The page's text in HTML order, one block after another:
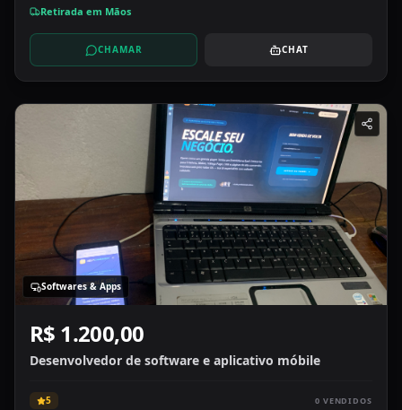
Retirada em Mãos
CHAMAR CHAT
Softwares & Apps
R$ 1.200,00
Desenvolvedor de software e aplicativo móbile
5 0 VENDIDOS